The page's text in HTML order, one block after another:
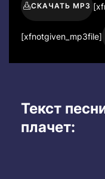
СКАЧАТЬ MP3
[xfnotgiven_mp3file]
Текст
плачет: